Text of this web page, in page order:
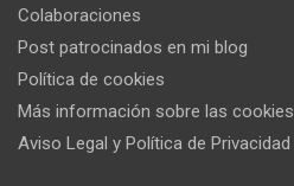
Colaboraciones
Post patrocinados en mi blog
Política de cookies
Más información sobre las cookies
Aviso Legal y Política de Privacidad